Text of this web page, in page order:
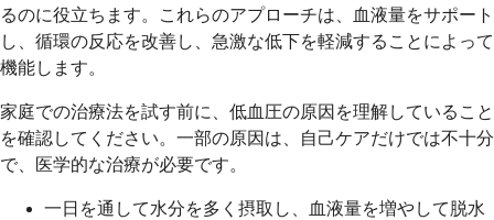
るのに役立ちます。これらのアプローチは、血液量をサポート
し、循環の反応を改善し、急激な低下を軽減することによって
機能します。
家庭での治療法を試す前に、低血圧の原因を理解していること
を確認してください。一部の原因は、自己ケアだけでは不十分
で、医学的な治療が必要です。
一日を通して水分を多く摂取し、血液量を増やして脱水